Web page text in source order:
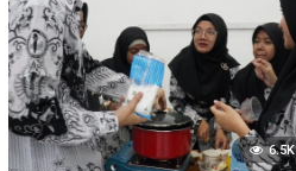
6.5K